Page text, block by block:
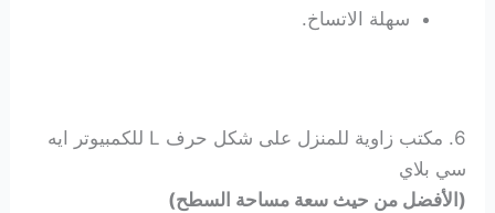
سهلة الاتساخ.
6. مكتب زاوية للمنزل على شكل حرف L للكمبيوتر ايه
سي بلاي
(الأفضل من حيث سعة مساحة السطح)